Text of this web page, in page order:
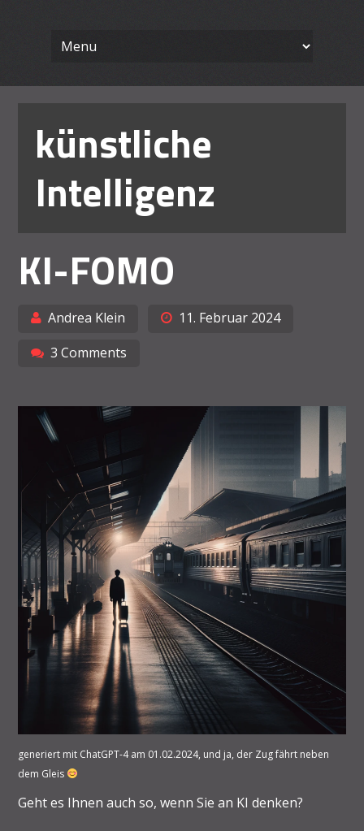
Arbeiten
künstliche
Intelligenz
KI-FOMO
Andrea Klein
11. Februar 2024
3 Comments
generiert mit ChatGPT-4 am 01.02.2024, und ja, der Zug fährt neben
dem Gleis
Geht es Ihnen auch so, wenn Sie an KI denken?